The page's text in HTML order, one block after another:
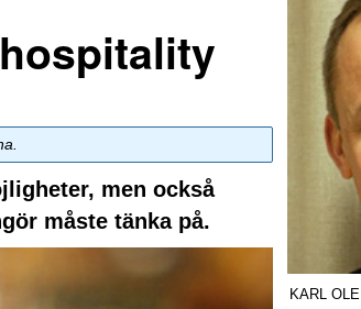
men också
måste tänka på.
KARL